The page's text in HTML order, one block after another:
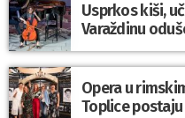
Usprkos kiši,
Varaždinu
Opera u
Toplice postaju